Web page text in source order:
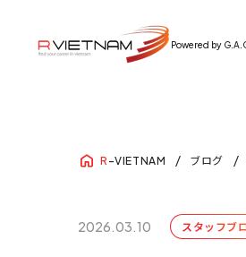
Powered by
R -VIETNAM ブログ
2026.03.10 スタッフブ